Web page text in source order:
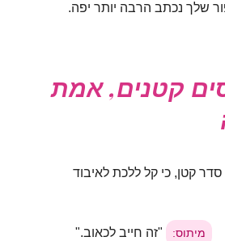
שלך נכתב הרבה יותר יפה.
קטנים, אמת
קטן, כי קל ללכת לאיבוד
מיתוס: "זה חייב לכאוב."